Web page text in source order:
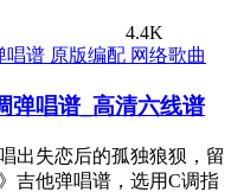
4.4K
网络歌曲
弹唱谱_高清六线谱
出失恋后的孤独狼狈，留
吉他弹唱谱，选用C调指